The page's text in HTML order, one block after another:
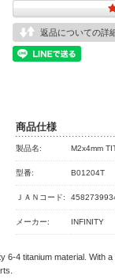
返品についての詳
商品仕様
製品名: M2x4mm
型番: B01204T
ＪＡＮコード:
メーカー: INFINITY
4 titanium material. With